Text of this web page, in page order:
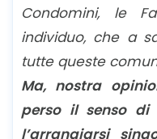
Condomini, le
individuo, che a
tutte queste
Ma, nostra
perso il senso di
l’arrangiarsi